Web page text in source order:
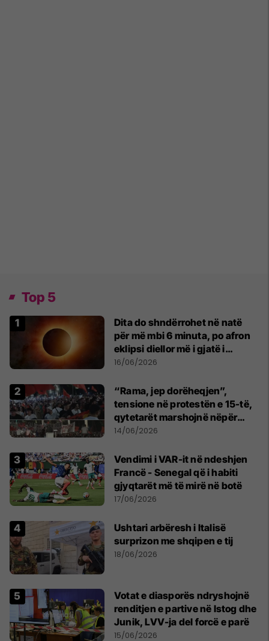
Top 5
Dita do shndërrohet në natë
për më mbi 6 minuta, po afron
eklipsi diellor më i gjatë i
shekullit të 21-të
16/06/2026
“Rama, jep dorëheqjen”,
tensione në protestën e 15-të,
qytetarët marshojnë nëpër
kryeqytet
14/06/2026
Vendimi i VAR-it në ndeshjen
Francë - Senegal që i habiti
gjyqtarët më të mirë në botë
17/06/2026
Ushtari arbëresh i Italisë
surprizon me shqipen e tij
18/06/2026
Votat e diasporës ndryshojnë
renditjen e partive në Istog dhe
Junik, LVV-ja del forcë e parë
15/06/2026